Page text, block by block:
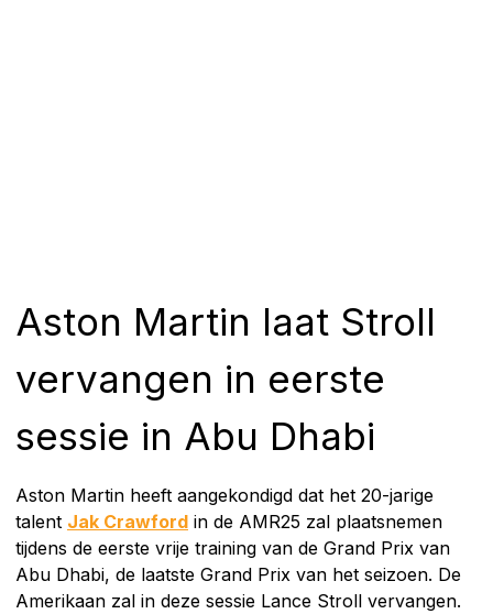
Aston Martin laat Stroll
vervangen in eerste
sessie in Abu Dhabi
Aston Martin heeft aangekondigd dat het 20-jarige
talent Jak Crawford in de AMR25 zal plaatsnemen
tijdens de eerste vrije training van de Grand Prix van
Abu Dhabi, de laatste Grand Prix van het seizoen. De
Amerikaan zal in deze sessie Lance Stroll vervangen.